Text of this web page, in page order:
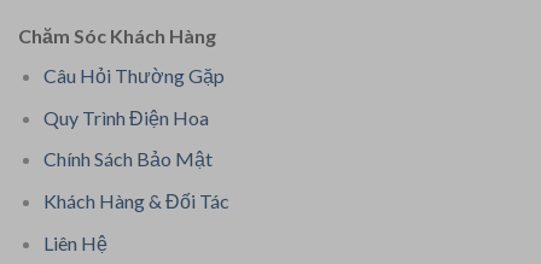
Chăm Sóc Khách Hàng
Câu Hỏi Thường Gặp
Quy Trình Điện Hoa
Chính Sách Bảo Mật
Khách Hàng & Đối Tác
Liên Hệ